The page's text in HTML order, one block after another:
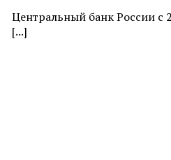
Центральный банк России с
[...]